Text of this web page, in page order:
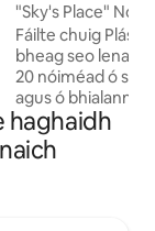
"Sky's Place"
Charm
Fáilte chuig Plás
bheag seo lena
20 nóiméad ó
agus ó bhialanna
Chena Hot
go Páirc
rómánsúil nó áit
haghaidh